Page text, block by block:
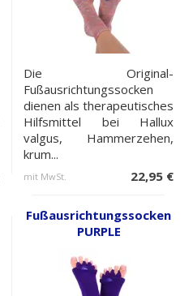
Die Original-
Fußausrichtungssocken
dienen als therapeutisches
Hilfsmittel bei Hallux
valgus, Hammerzehen,
krum...
mit MwSt. 22,95 €
Fußausrichtungssocken
PURPLE